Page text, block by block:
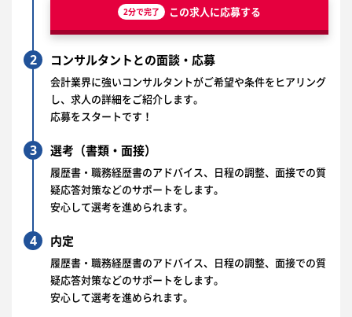
2分で完了 この求人に応募する
2 コンサルタントとの面談・応募
会計業界に強いコンサルタントがご希望や条件をヒアリング
し、求人の詳細をご紹介します。
応募をスタートです！
3 選考（書類・面接）
履歴書・職務経歴書のアドバイス、日程の調整、面接での質
疑応答対策などのサポートをします。
安心して選考を進められます。
4 内定
履歴書・職務経歴書のアドバイス、日程の調整、面接での質
疑応答対策などのサポートをします。
安心して選考を進められます。